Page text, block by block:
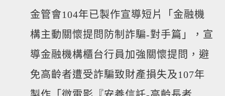
金管會104年已製作宣導短片「金融機
構主動關懷提問防制詐騙-對手篇」，宣
導金融機構櫃台行員加強關懷提問，避
免高齡者遭受詐騙致財產損失及107年